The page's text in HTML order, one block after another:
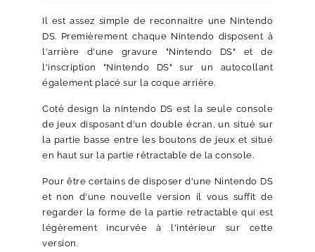
Il est assez simple de reconnaitre une Nintendo
DS. Premièrement chaque Nintendo disposent à
l'arrière d'une gravure "Nintendo DS" et de
l'inscription "Nintendo DS" sur un autocollant
également placé sur la coque arrière.
Coté design la nintendo DS est la seule console
de jeux disposant d'un double écran, un situé sur
la partie basse entre les boutons de jeux et situé
en haut sur la partie rétractable de la console.
Pour être certains de disposer d'une Nintendo DS
et non d'une nouvelle version il vous suffit de
regarder la forme de la partie retractable qui est
légèrement incurvée à l'intérieur sur cette
version.